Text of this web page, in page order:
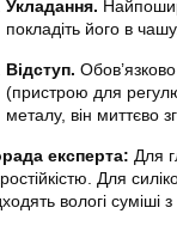
Укладання.
покладіть його в
Відступ.
(пристрою для
металу, він миттєво
експерта: Для
Для
вологі суміші